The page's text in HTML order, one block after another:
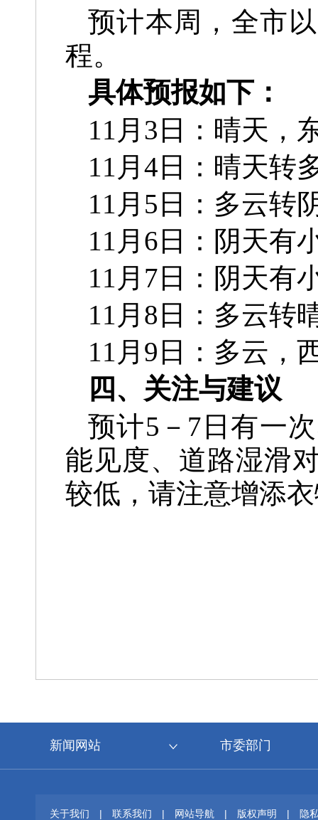
预计本周，全市
程。
具体预报如下：
11月3日：晴天，
11月4日：晴天转
11月5日：多云转
11月6日：阴天有
11月7日：阴天有
11月8日：多云转
11月9日：多云，
四、关注与建议
预计5－7日有一
能 见度、道路湿滑
较低， 请注意增添
新闻网站 市委部门
关于我们 | 联系我们 | 网站导航 | 版权声明 |
隐